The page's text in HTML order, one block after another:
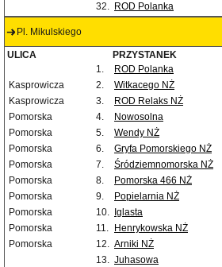
32. ROD Polanka
Pl. Mikulskiego
ULICA PRZYSTANEK
1.
ROD Polanka
Kasprowicza
2.
Witkacego NŻ
Kasprowicza
3.
ROD Relaks NŻ
Pomorska
4. Nowosolna
Pomorska
5.
Wendy NŻ
Pomorska
6.
Gryfa Pomorskiego NŻ
Pomorska
7.
Śródziemnomorska NŻ
Pomorska
8.
Pomorska 466 NŻ
Pomorska
9.
Popielarnia NŻ
Pomorska
10. Iglasta
Pomorska
11. Henrykowska NŻ
Pomorska
12. Arniki NŻ
13. Juhasowa